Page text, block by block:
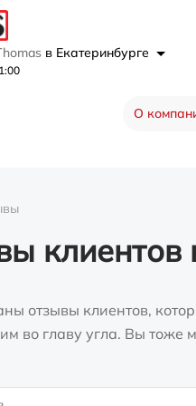
в Екатеринбурге
О
клиентов
отзывы клиентов,
во главу угла. Вы